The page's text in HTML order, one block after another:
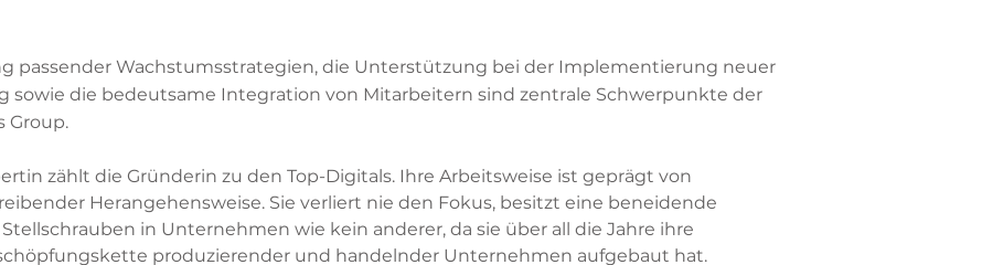
passender Wachstumsstrategien, die Unterstützung bei der Implementierung neuer
sowie die bedeutsame Integration von Mitarbeitern sind zentrale Schwerpunkte der
Group.
zählt die Gründerin zu den Top-Digitals. Ihre Arbeitsweise ist geprägt von
Herangehensweise. Sie verliert nie den Fokus, besitzt eine beneidende
in Unternehmen wie kein anderer, da sie über all die Jahre ihre
produzierender und handelnder Unternehmen aufgebaut hat.